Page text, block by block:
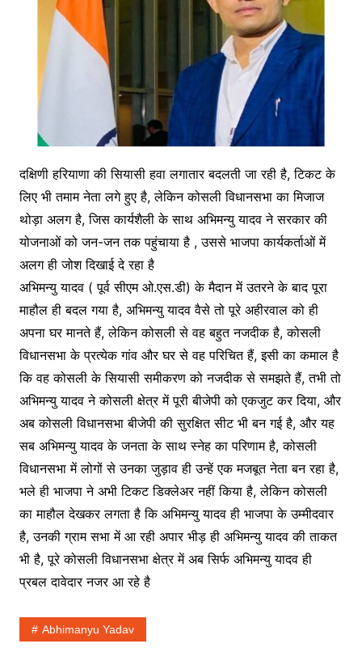
दक्षिणी हरियाणा की सियासी हवा लगातार बदलती जा रही है, टिकट के
लिए भी तमाम नेता लगे हुए है, लेकिन कोसली विधानसभा का मिजाज
थोड़ा अलग है, जिस कार्यशैली के साथ अभिमन्यु यादव ने सरकार की
योजनाओं को जन-जन तक पहुंचाया है , उससे भाजपा कार्यकर्ताओं में
अलग ही जोश दिखाई दे रहा है
अभिमन्यु यादव ( पूर्व सीएम ओ.एस.डी) के मैदान में उतरने के बाद पूरा
माहौल ही बदल गया है, अभिमन्यु यादव वैसे तो पूरे अहीरवाल को ही
अपना घर मानते हैं, लेकिन कोसली से वह बहुत नजदीक है, कोसली
विधानसभा के प्रत्येक गांव और घर से वह परिचित हैं, इसी का कमाल है
कि वह कोसली के सियासी समीकरण को नजदीक से समझते हैं, तभी तो
अभिमन्यु यादव ने कोसली क्षेत्र में पूरी बीजेपी को एकजुट कर दिया, और
अब कोसली विधानसभा बीजेपी की सुरक्षित सीट भी बन गई है, और यह
सब अभिमन्यु यादव के जनता के साथ स्नेह का परिणाम है, कोसली
विधानसभा में लोगों से उनका जुड़ाव ही उन्हें एक मजबूत नेता बन रहा है,
भले ही भाजपा ने अभी टिकट डिक्लेअर नहीं किया है, लेकिन कोसली
का माहौल देखकर लगता है कि अभिमन्यु यादव ही भाजपा के उम्मीदवार
है, उनकी ग्राम सभा में आ रही अपार भीड़ ही अभिमन्यु यादव की ताकत
भी है, पूरे कोसली विधानसभा क्षेत्र में अब सिर्फ अभिमन्यु यादव ही
प्रबल दावेदार नजर आ रहे है
Abhimanyu Yadav